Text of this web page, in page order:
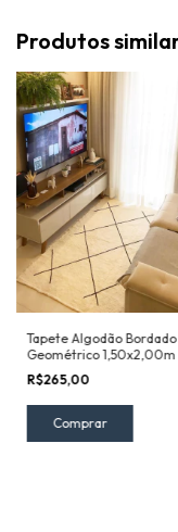
Produtos
Tapete Algodão Bordado
Geométrico 1,50x2,00m
R$265,00